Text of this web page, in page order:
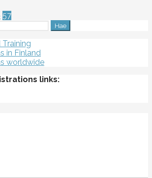
57
Training
in Finland
worldwide
links: